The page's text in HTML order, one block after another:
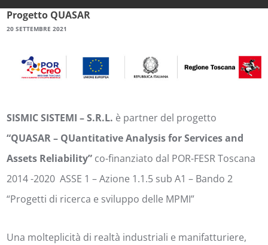
Progetto QUASAR
20 SETTEMBRE 2021
SISMIC SISTEMI – S.R.L. è partner del progetto
“QUASAR – QUantitative Analysis for Services and
Assets Reliability” co-finanziato dal POR-FESR Toscana
2014 -2020 ASSE 1 – Azione 1.1.5 sub A1 – Bando 2
“Progetti di ricerca e sviluppo delle MPMI”
Una molteplicità di realtà industriali e manifatturiere,